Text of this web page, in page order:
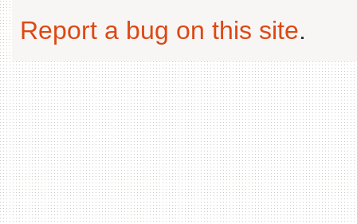
Report a bug on this site.